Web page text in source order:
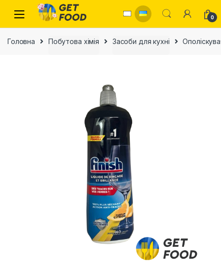
Skip to navigation
Skip to content
0
Головна Побутова хімія Засоби для кухні